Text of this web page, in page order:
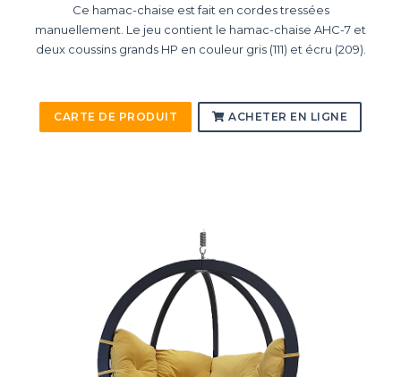
Ce hamac-chaise est fait en cordes tressées
manuellement. Le jeu contient le hamac-chaise AHC-7 et
deux coussins grands HP en couleur gris (111) et écru (209).
CARTE DE PRODUIT ACHETER EN LIGNE